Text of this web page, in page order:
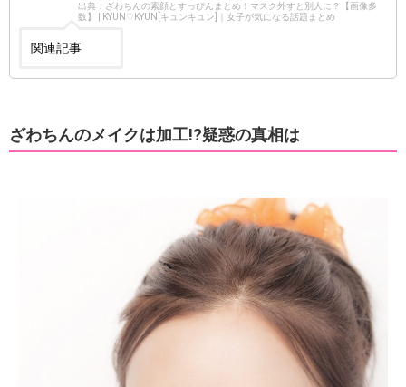
出典：ざわちんの素顔とすっぴんまとめ！マスク外すと別人に？【画像多
数】 | KYUN♡KYUN[キュンキュン]｜女子が気になる話題まとめ
関連記事
ざわちんのメイクは加工!?疑惑の真相は